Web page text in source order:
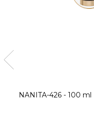
NANITA-426 - 100 ml